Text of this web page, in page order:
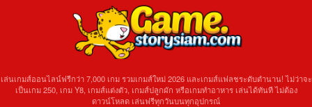
เล่นเกมส์ออนไลน์ฟรีกว่า 7,000 เกม รวมเกมส์ใหม่ 2026 และเกมส์แฟลชระดับตำนาน! ไม่ว่าจะ
เป็นเกม 250, เกม Y8, เกมส์แต่งตัว, เกมส์ปลูกผัก หรือเกมทำอาหาร เล่นได้ทันที ไม่ต้อง
ดาวน์โหลด เล่นฟรีทุกวันบนทุกอุปกรณ์